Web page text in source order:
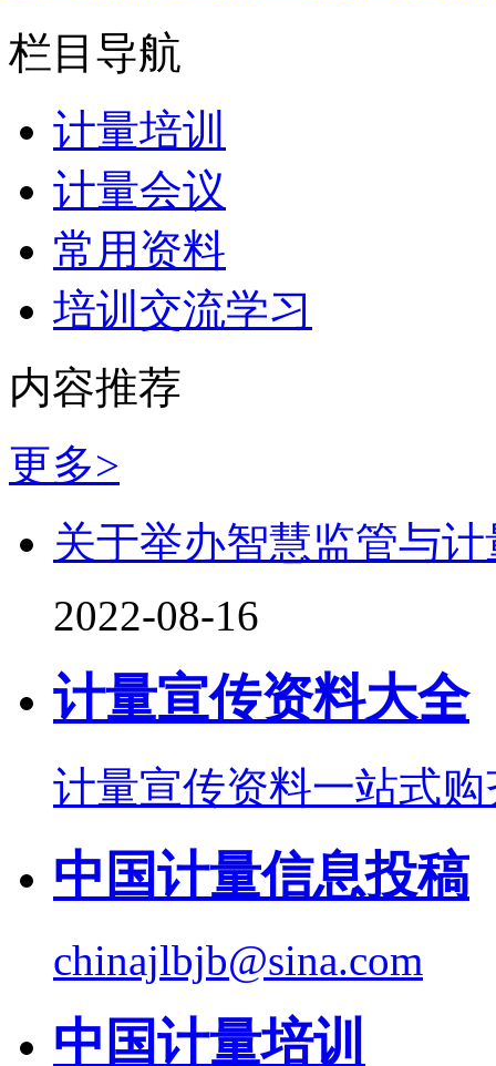
栏目导航
计量培训
计量会议
常用资料
培训交流学习
内容推荐
更多>
关于举办智慧监管与
2022-08-16
计量宣传资料大全
计量宣传资料一站式购
中国计量信息投稿
chinajlbjb@sina.com
中国计量培训